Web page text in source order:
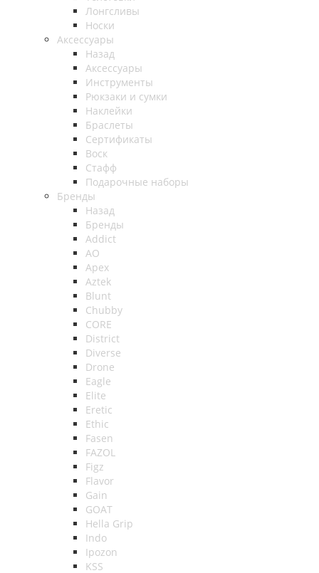
Лонгсливы
Носки
Аксессуары
Назад
Аксессуары
Инструменты
Рюкзаки и сумки
Наклейки
Браслеты
Сертификаты
Воск
Стафф
Подарочные наборы
Бренды
Назад
Бренды
Addict
AO
Apex
Aztek
Blunt
Chubby
CORE
District
Diverse
Drone
Eagle
Elite
Eretic
Ethic
Fasen
FAZOL
Figz
Flavor
Gain
GOAT
Hella Grip
Indo
Ipozon
KSS